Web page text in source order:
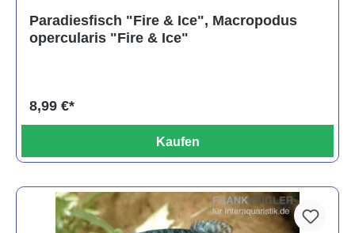
Paradiesfisch "Fire & Ice", Macropodus
opercularis "Fire & Ice"
8,99 €*
Kaufen